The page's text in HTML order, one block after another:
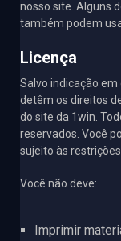
nosso site. Alguns
também podem
Licença
Salvo indicação
detêm os direitos
do site da 1win.
reservados. Você
sujeito às
Você não deve:
Imprimir